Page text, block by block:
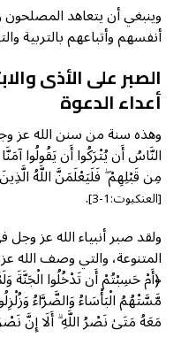
وينبغي أن يتعاهد
أنفسهم وأتباعهم بالتربية
الصبر على الأذى
أعداء الدعوة
وهذه سنة من سنن الله عز
النَّاسُ أَن يُتْرَكُوا أَن يَقُولُوا
مِن قَبْلِهِمْ ۖ فَلَيَعْلَمَنَّ اللَّهُ
[العنكبوت:1-3]
.
ولقد صبر أنبياء الله عز
المتنوعة، والتي وصف الله
﴿أَمْ حَسِبْتُمْ أَن تَدْخُلُوا الْجَنَّةَ
مَّسَّتْهُمُ الْبَأْسَاءُ وَالضَّرَّاءُ
مَعَهُ مَتَىٰ نَصْرُ اللَّهِ ۗ أَلَا إِنَّ